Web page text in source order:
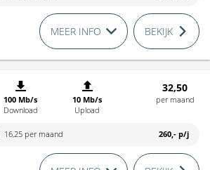
MEER INFO BEKIJK
100 Mb/s
Download
10 Mb/s
Upload
32,50
per maand
16,25 per maand 260,- p/j